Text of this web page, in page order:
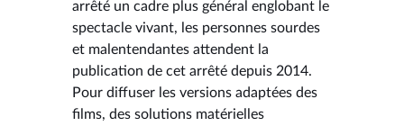
arrêté un cadre plus général englobant le
spectacle vivant, les personnes sourdes
et malentendantes attendent la
publication de cet arrêté depuis 2014.
Pour diffuser les versions adaptées des
films, des solutions matérielles